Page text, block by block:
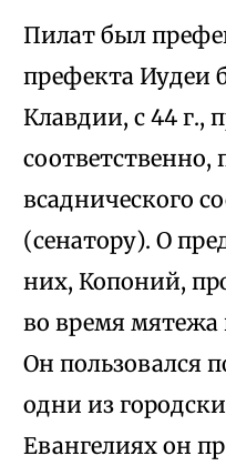
Пилат был
префекта Иудеи
Клавдии, с 44 г.,
всаднического
(сенатору). О
них, Копоний,
во время мятежа
Он пользовался
одни из
Евангелиях он